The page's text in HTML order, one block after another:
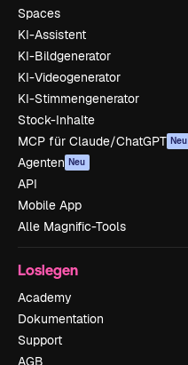
Spaces
KI-Assistent
KI-Bildgenerator
KI-Videogenerator
KI-Stimmengenerator
Stock-Inhalte
MCP für Claude/ChatGPT Neu
Agenten Neu
API
Mobile App
Alle Magnific-Tools
Loslegen
Academy
Dokumentation
Support
AGB